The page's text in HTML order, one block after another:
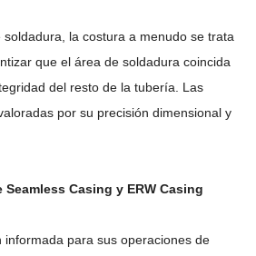
la costura a menudo se trata
que el área de soldadura coincida
del resto de la tubería. Las
por su precisión dimensional y
Casing y ERW Casing
informada para sus operaciones de